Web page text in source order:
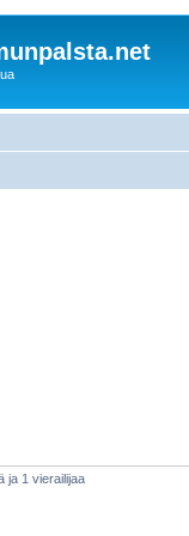
ja 1 vierailijaa